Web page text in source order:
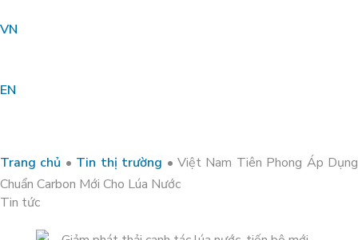
VN
EN
Trang chủ • Tin thị trường • Việt Nam Tiên Phong Áp Dụng
Chuẩn Carbon Mới Cho Lúa Nước
Tin tức